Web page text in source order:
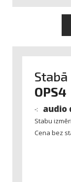
OPS4
-: audio
Stabu
Cena bez